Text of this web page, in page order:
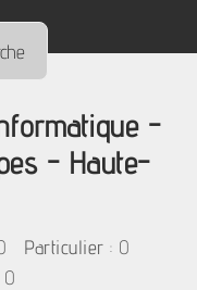
-
- Haute-
Particulier : 0
0